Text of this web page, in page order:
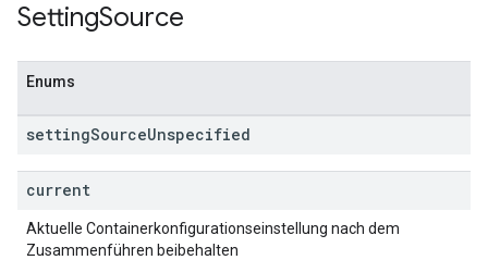
SettingSource
Enums
settingSourceUnspecified
current
Aktuelle Containerkonfigurationseinstellung nach dem
Zusammenführen beibehalten